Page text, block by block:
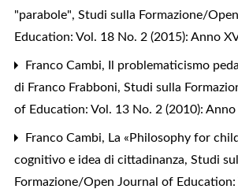
"parabole", Studi sulla Formazione/
Education: Vol. 18 No. 2 (2015): Anno
Franco Cambi,
Il problematicismo
di Franco Frabboni, Studi sulla
of Education: Vol. 13 No. 2 (2010):
Franco Cambi, La «Philosophy for
cognitivo e idea di cittadinanza, Studi
Formazione/Open Journal of